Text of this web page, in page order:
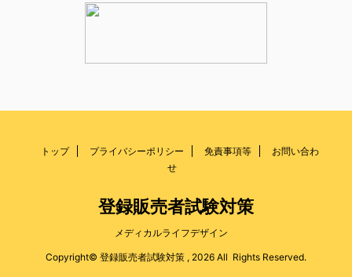
トップ プライバシーポリシー 免責事項等
お問い合わ
せ
登録販売者試験対策
メディカルライフデザイン
Copyright© 登録販売者試験対策 , 2026 All Rights Reserved.